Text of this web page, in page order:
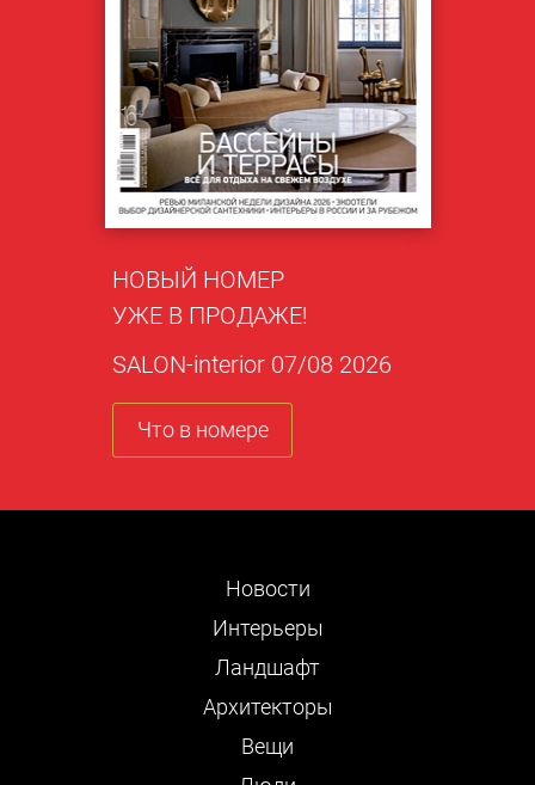
НОВЫЙ НОМЕР
УЖЕ В ПРОДАЖЕ!
SALON-interior 07/08 2026
Что в номере
Новости
Интерьеры
Ландшафт
Архитекторы
Вещи